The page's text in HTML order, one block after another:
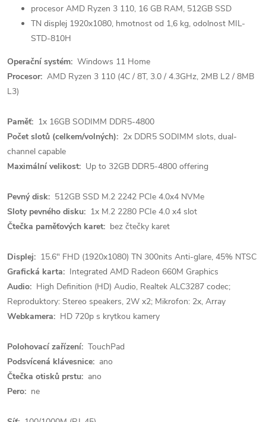
procesor AMD Ryzen 3 110, 16 GB RAM, 512GB SSD
TN displej 1920x1080, hmotnost od 1,6 kg, odolnost MIL-
STD-810H
Operační systém: Windows 11 Home
Procesor: AMD Ryzen 3 110 (4C / 8T, 3.0 / 4.3GHz, 2MB L2 / 8MB
L3)
Paměť: 1x 16GB SODIMM DDR5-4800
Počet slotů (celkem/volných): 2x DDR5 SODIMM slots, dual-
channel capable
Maximální velikost: Up to 32GB DDR5-4800 offering
Pevný disk: 512GB SSD M.2 2242 PCIe 4.0x4 NVMe
Sloty pevného disku: 1x M.2 2280 PCIe 4.0 x4 slot
Čtečka paměťových karet: bez čtečky karet
Displej: 15.6" FHD (1920x1080) TN 300nits Anti-glare, 45% NTSC
Grafická karta: Integrated AMD Radeon 660M Graphics
Audio: High Definition (HD) Audio, Realtek ALC3287 codec;
Reproduktory: Stereo speakers, 2W x2; Mikrofon: 2x, Array
Webkamera: HD 720p s krytkou kamery
Polohovací zařízení: TouchPad
Podsvícená klávesnice: ano
Čtečka otisků prstu: ano
Pero: ne